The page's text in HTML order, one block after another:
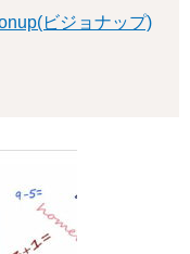
ビジョナップ)